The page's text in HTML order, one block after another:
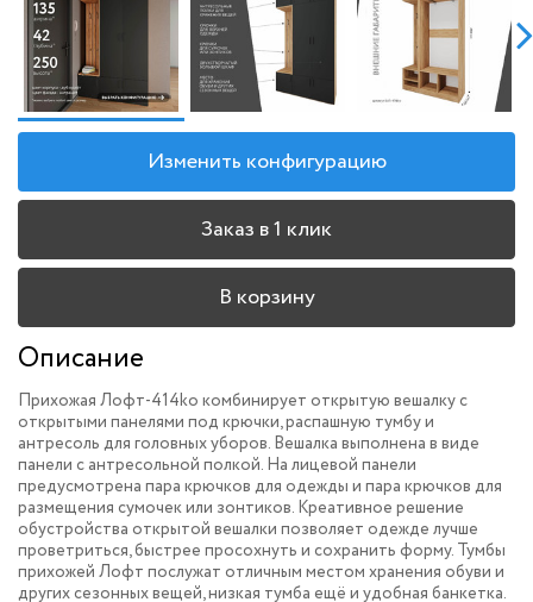
Изменить конфигурацию
Заказ в 1 клик
В корзину
Описание
Прихожая Лофт-414ko комбинирует открытую вешалку с
открытыми панелями под крючки, распашную тумбу и
антресоль для головных уборов. Вешалка выполнена в виде
панели с антресольной полкой. На лицевой панели
предусмотрена пара крючков для одежды и пара крючков для
размещения сумочек или зонтиков. Креативное решение
обустройства открытой вешалки позволяет одежде лучше
проветриться, быстрее просохнуть и сохранить форму. Тумбы
прихожей Лофт послужат отличным местом хранения обуви и
других сезонных вещей, низкая тумба ещё и удобная банкетка.